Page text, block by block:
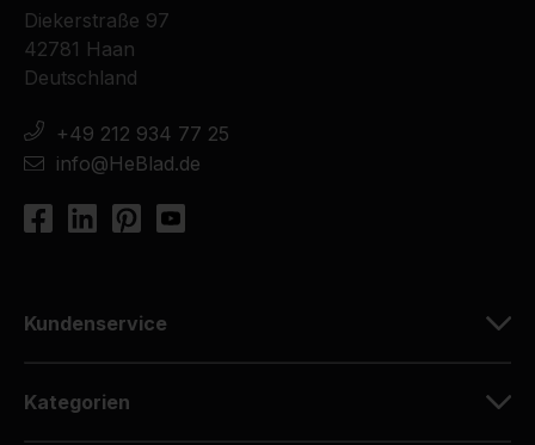
Diekerstraße 97
42781 Haan
Deutschland
+49 212 934 77 25
info@HeBlad.de
Kundenservice
Kategorien